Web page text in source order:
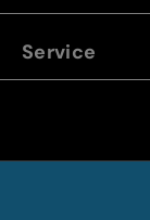
Service